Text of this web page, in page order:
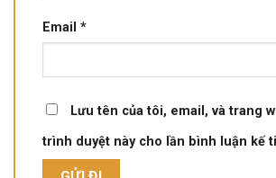
Email *
Lưu tên của tôi, email, và trang
trình duyệt này cho lần bình luận kế